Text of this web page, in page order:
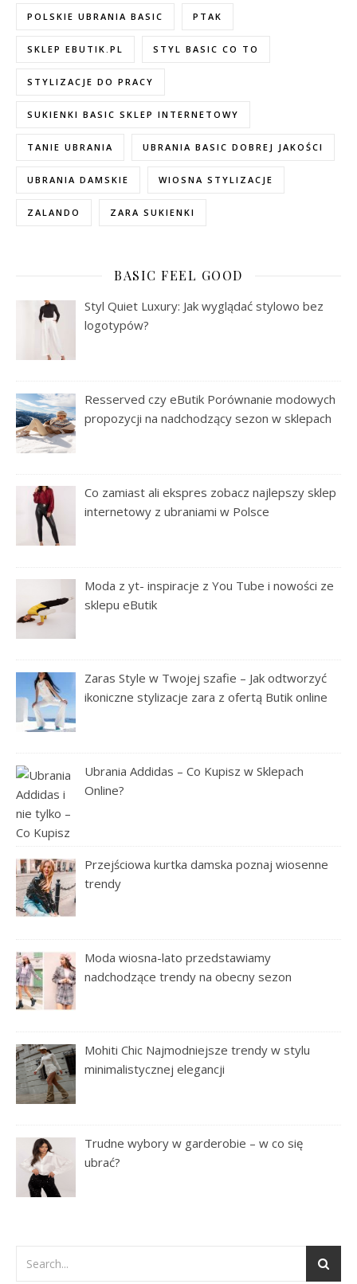
POLSKIE UBRANIA BASIC PTAK
SKLEP EBUTIK.PL STYL BASIC CO TO
STYLIZACJE DO PRACY
SUKIENKI BASIC SKLEP INTERNETOWY
TANIE UBRANIA UBRANIA BASIC DOBREJ JAKOŚCI
UBRANIA DAMSKIE WIOSNA STYLIZACJE
ZALANDO ZARA SUKIENKI
BASIC FEEL GOOD
Styl Quiet Luxury: Jak wyglądać stylowo bez
logotypów?
Resserved czy eButik Porównanie modowych
propozycji na nadchodzący sezon w sklepach
Co zamiast ali ekspres zobacz najlepszy sklep
internetowy z ubraniami w Polsce
Moda z yt- inspiracje z You Tube i nowości ze
sklepu eButik
Zaras Style w Twojej szafie – Jak odtworzyć
ikoniczne stylizacje zara z ofertą Butik online
Ubrania Addidas – Co Kupisz w Sklepach
Online?
Przejściowa kurtka damska poznaj wiosenne
trendy
Moda wiosna-lato przedstawiamy
nadchodzące trendy na obecny sezon
Mohiti Chic Najmodniejsze trendy w stylu
minimalistycznej elegancji
Trudne wybory w garderobie – w co się
ubrać?